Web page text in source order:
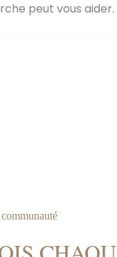
peut vous aider.